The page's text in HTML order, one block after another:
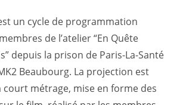
un cycle de programmation
de l’atelier “En Quête
depuis la prison de Paris-La-Santé
Beaubourg. La projection est
métrage, mise en forme des